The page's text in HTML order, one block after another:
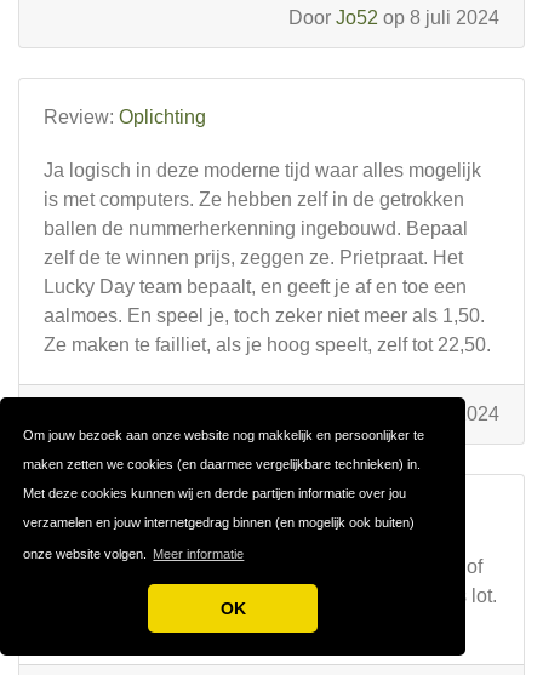
Om jouw bezoek aan onze website nog makkelijk en persoonlijker te
maken zetten we cookies (en daarmee vergelijkbare technieken) in.
Met deze cookies kunnen wij en derde partijen informatie over jou
verzamelen en jouw internetgedrag binnen (en mogelijk ook buiten)
onze website volgen. Meer informatie
OK
Door Jo52 op 8 juli 2024
Review: Oplichting
Ja logisch in deze moderne tijd waar alles mogelijk
is met computers. Ze hebben zelf in de getrokken
ballen de nummerherkenning ingebouwd. Bepaal
zelf de te winnen prijs, zeggen ze. Prietpraat. Het
Lucky Day team bepaalt, en geeft je af en toe een
aalmoes. En speel je, toch zeker niet meer als 1,50.
Ze maken te failliet, als je hoog speelt, zelf tot 22,50.
op 24 juni 2024
Review: Groote oplichters
Volledig gelijk. Speel ook al 2 jaren met 5,6,7,8,9 of
10 nummers. Af en toe een aalmoes, of een gratis lot.
Niet te vertrouwen dat Lucky day team.